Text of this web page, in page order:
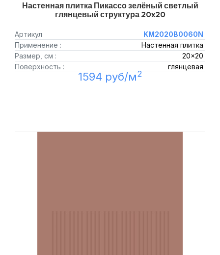
Настенная плитка Пикассо зелёный светлый
глянцевый структура 20x20
Артикул
KM2020B0060N
Применение :
Настенная плитка
Размер, см :
20x20
Поверхность :
глянцевая
1594 руб/м2